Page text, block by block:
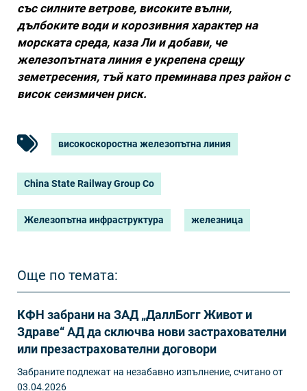
със силните ветрове, високите вълни,
дълбоките води и корозивния характер на
морската среда, каза Ли и добави, че
железопътната линия е укрепена срещу
земетресения, тъй като преминава през район с
висок сеизмичен риск.
високоскоростна железопътна линия
China State Railway Group Co
Железопътна инфраструктура железница
Още по темата:
КФН забрани на ЗАД „ДаллБогг Живот и
Здраве“ АД да сключва нови застрахователни
или презастрахователни договори
Забраните подлежат на незабавно изпълнение, считано от
03.04.2026